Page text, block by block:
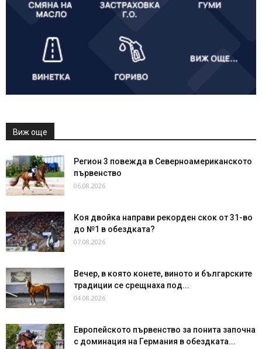
Виж още
Регион 3 повежда в Северноамериканското
първенство
06.08.2026
Коя двойка направи рекорден скок от 31-во
до №1 в обездката?
07.08.2026
Вечер, в която конете, виното и българските
традиции се срещнаха под...
04.08.2026
Европейското първенство за понита започна
с доминация на Германия в обездката...